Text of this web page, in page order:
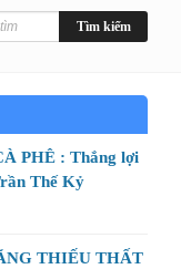
PHÊ : Thắng lợi
Thế Kỷ
THIẾU THẤT